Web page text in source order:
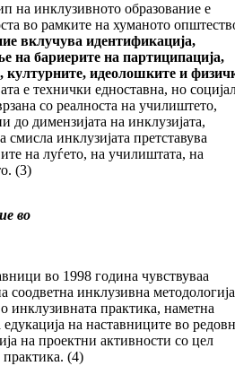
на инклузивното образование е
во рамките на хуманото
вклучува идентификација,
на бариерите на партиципација,
културните, идеолошките и
е технички едноставна, но
со реалноста на училиштето,
до димензијата на инклузијата,
смисла инклузијата претставува
на луѓето, на училиштата, на
(3)
во
во 1998 година чувствуваа
соодветна инклузивна
инклузивната практика, наметна
на наставниците во
на проектни активности со цел
(4)